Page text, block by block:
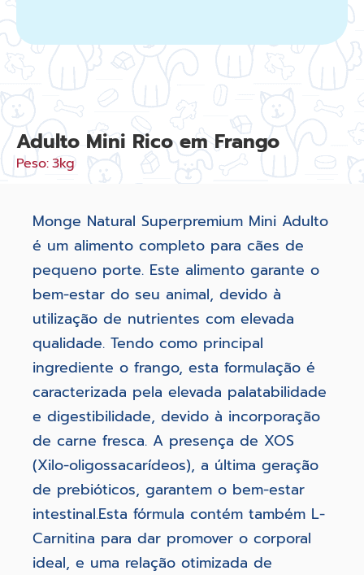
Adulto Mini Rico em Frango
Peso:3kg
Monge Natural Superpremium Mini Adulto
é um alimento completo para cães de
pequeno porte. Este alimento garante o
bem-estar do seu animal, devido à
utilização de nutrientes com elevada
qualidade. Tendo como principal
ingrediente o frango, esta formulação é
caracterizada pela elevada palatabilidade
e digestibilidade, devido à incorporação
de carne fresca. A presença de XOS
(Xilo-oligossacarídeos), a última geração
de prebióticos, garantem o bem-estar
intestinal.Esta fórmula contém também L-
Carnitina para dar promover o corporal
ideal, e uma relação otimizada de